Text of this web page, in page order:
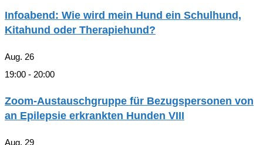
Infoabend: Wie wird mein Hund ein Schulhund,
Kitahund oder Therapiehund?
Aug. 26
19:00 - 20:00
Zoom-Austauschgruppe für Bezugspersonen von
an Epilepsie erkrankten Hunden VIII
Aug. 29